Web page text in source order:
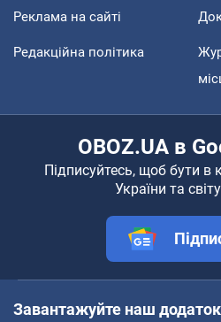
Реклама на сайті
Редакційна політика
OBOZ.UA в
Підписуйтесь, щоб бути в
України та
Завантажуйте наш додаток